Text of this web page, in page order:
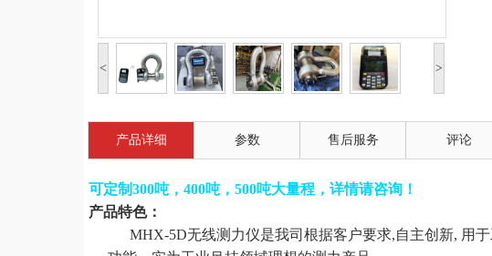
< >
产品详细 参数 售后服务 评论
可定制300吨，400吨，500吨大量程，详情请咨询！
产品特色：
MHX-5D无线测力仪是我司根据客户要求,自主创新, 用